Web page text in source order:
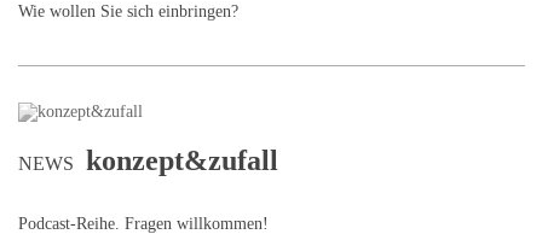
Wie wollen Sie sich einbringen?
NEWS konzept&zufall
Podcast-Reihe. Fragen willkommen!